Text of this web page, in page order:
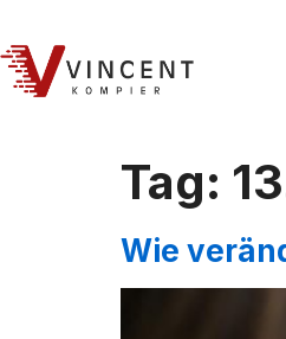
Tag:
Wie